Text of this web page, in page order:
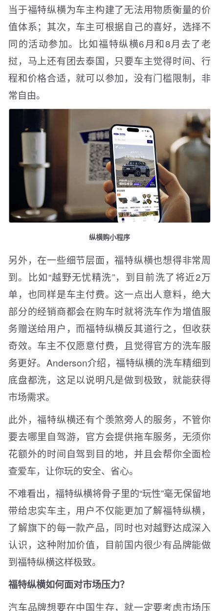
当于福特纵横为车主构建了无法用物质衡量的价
值体系；其次，车主可根据自己的喜好，选择不
同的活动参加。比如福特纵横6月和8月去了老
挝，马上还有团去泰国，只要车主觉得时间、行
程和价格合适，就可以参加，没有门槛限制，非
常自由。
纵横购小程序
另外，在一些细节层面，福特纵横也想得非常周
到。比如“越野无忧精洗”，到目前洗了将近2万
单，也同样是车主付费。这一点出人意料，绝大
部分的经销商都会在购车时就将洗车作为增值服
务赠送给用户，而福特纵横反其道行之，但收获
奇效。车主不仅愿意付费，且觉得官方的洗车服
务更好。Anderson介绍，福特纵横的洗车精细到
底盘都洗，这足以说明凡是做到极致，就能获得
市场需求。
此外，福特纵横还有个羡煞旁人的服务，不管你
要去哪里自驾游，官方会提供拖车服务，无须你
花额外的时间自驾到目的地，并且会帮你全面检
查爱车，让你玩的安全、省心。
不难看出，福特纵横将骨子里的“玩性”毫无保留地
带给忠实车主，用户不仅能更加了解福特纵横，
了解旗下的每一款产品，同时也对越野达成深入
认识，这种附加价值，目前国内很少有品牌能做
到福特纵横这样极致。
福特纵横如何面对市场压力？
汽车品牌想要在中国生存，就一定要考虑市场压